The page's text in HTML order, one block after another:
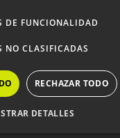
© 2024
DE FUNCIONALIDAD
NO CLASIFICADAS
RECHAZAR TODO
DETALLES